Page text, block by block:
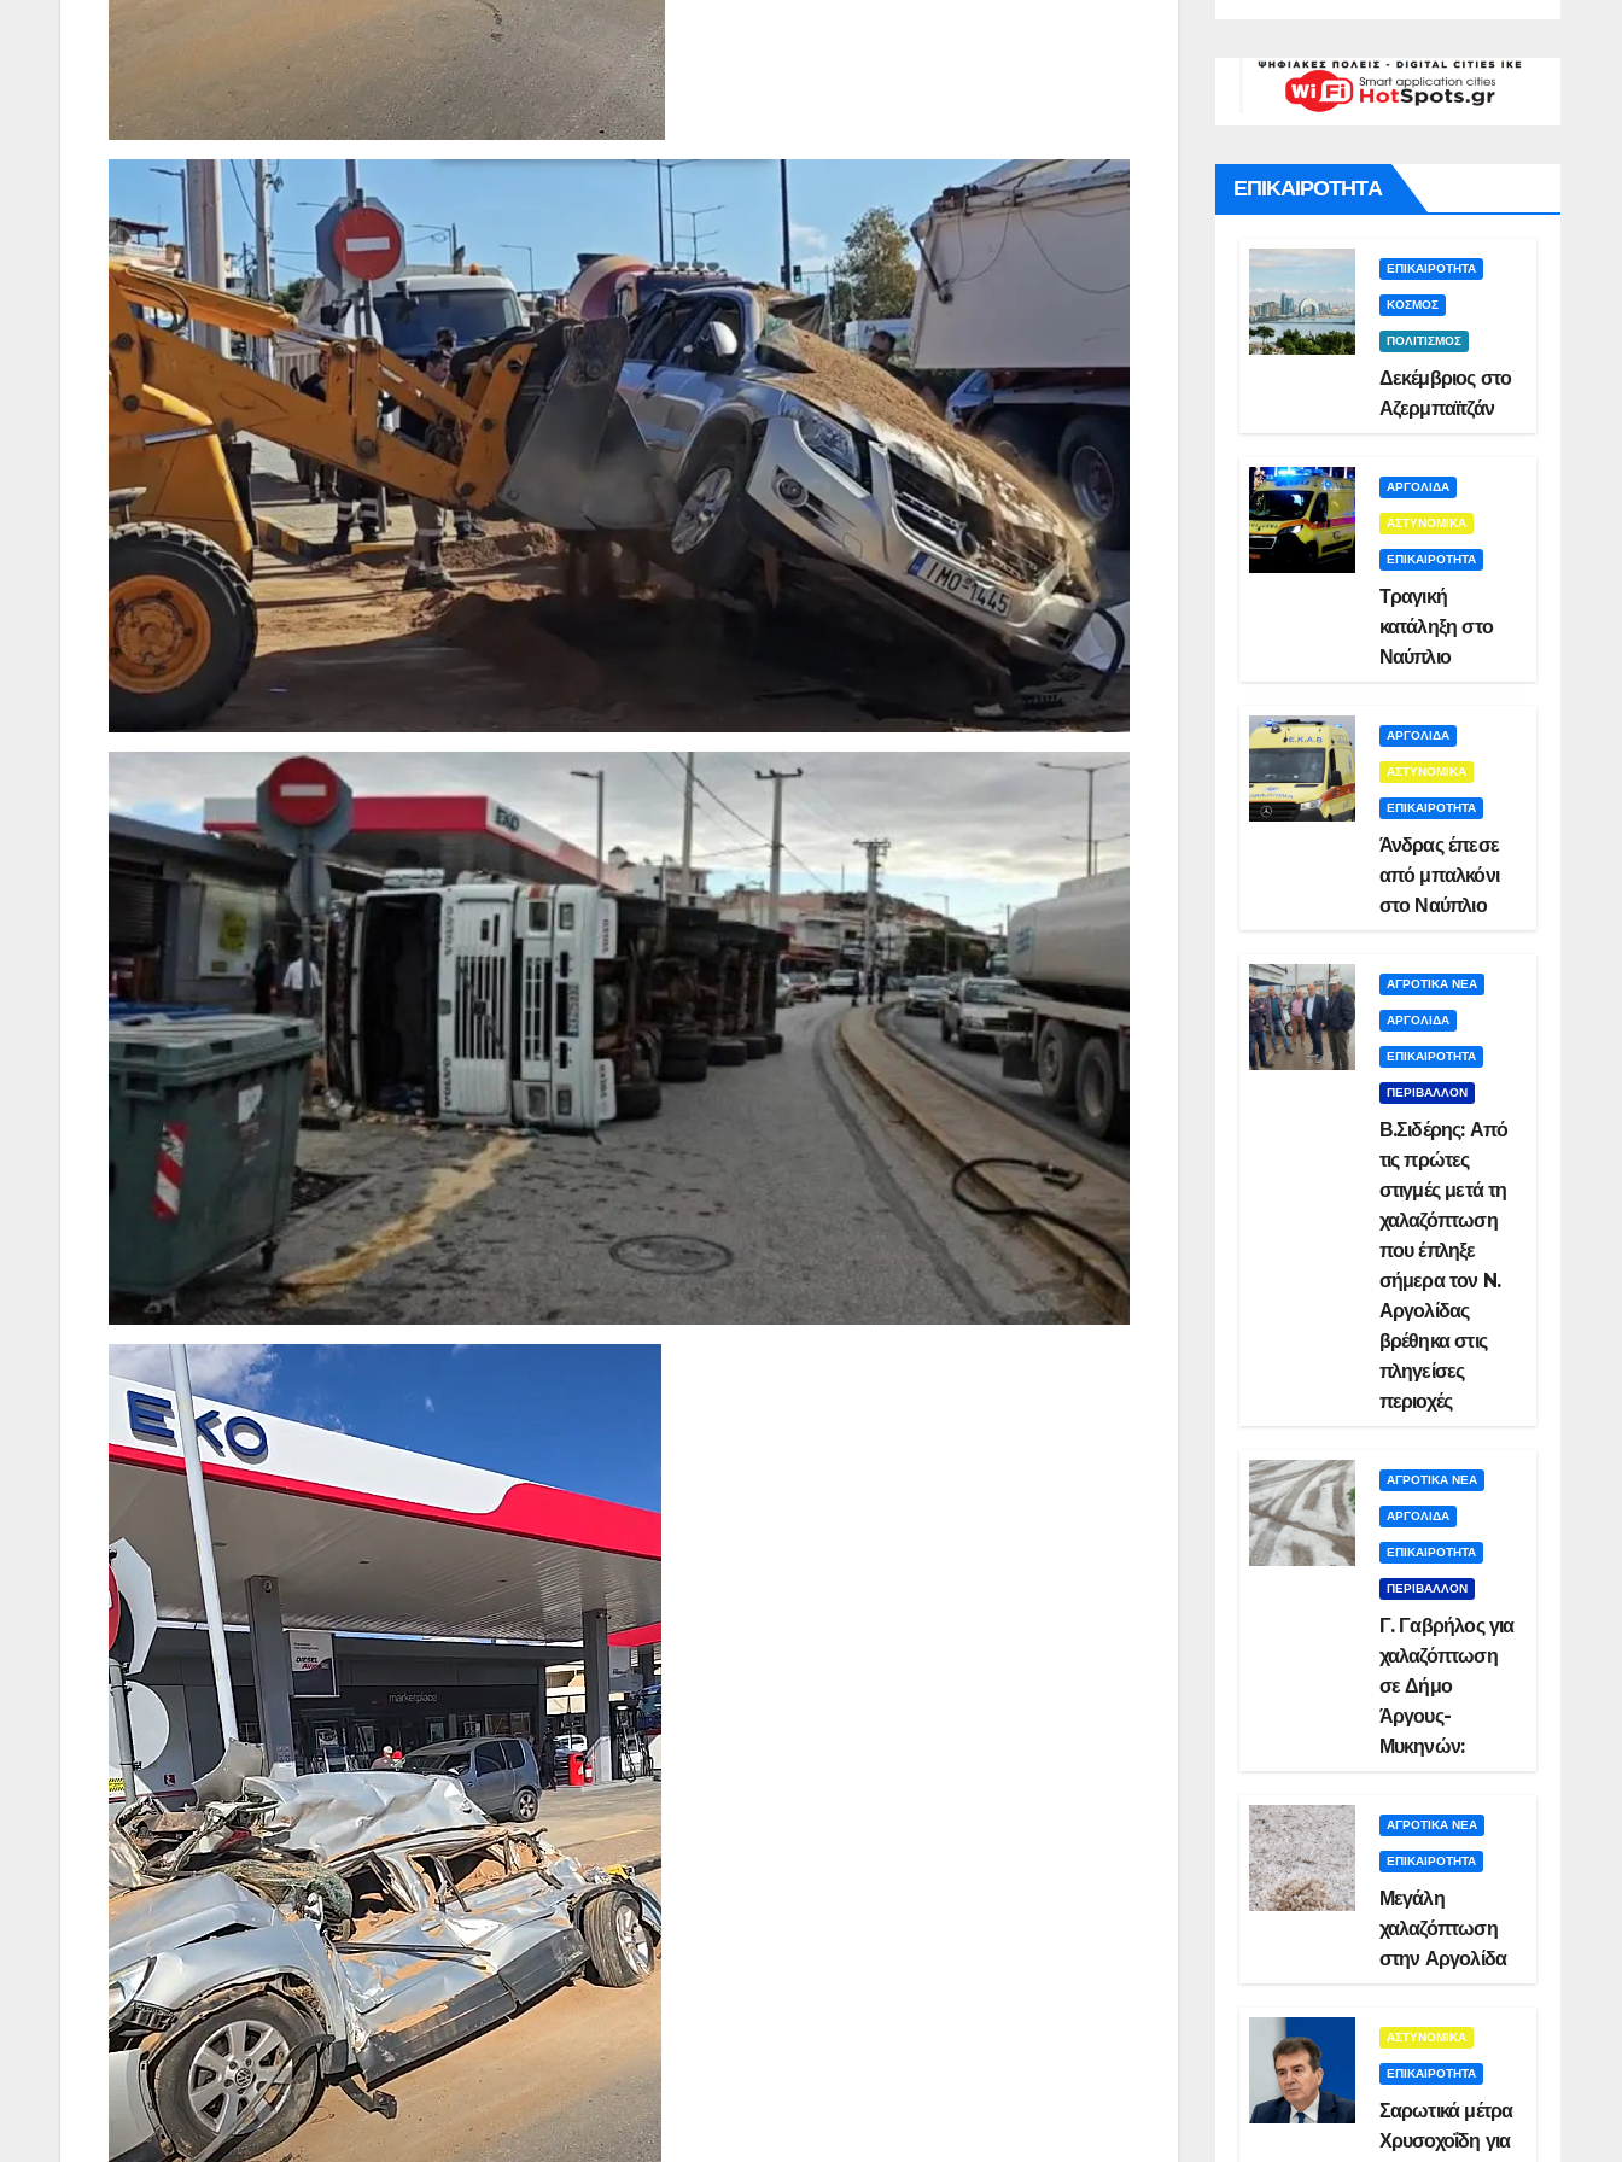
τον θάνατο της
Νάντιας(VID)
ΕΠΙΚΑΙΡΟΤΗΤΑ
ΕΠΙΚΑΙΡΟΤΗΤΑ
ΚΟΣΜΟΣ
ΠΟΛΙΤΙΣΜΟΣ
Δεκέμβριος στο
Αζερμπαϊτζάν
ΑΡΓΟΛΙΔΑ
ΑΣΤΥΝΟΜΙΚΑ
ΕΠΙΚΑΙΡΟΤΗΤΑ
Τραγική
κατάληξη στο
Ναύπλιο
ΑΡΓΟΛΙΔΑ
ΑΣΤΥΝΟΜΙΚΑ
ΕΠΙΚΑΙΡΟΤΗΤΑ
Άνδρας έπεσε
από μπαλκόνι
στο Ναύπλιο
ΑΓΡΟΤΙΚΑ ΝΕΑ
ΑΡΓΟΛΙΔΑ
ΕΠΙΚΑΙΡΟΤΗΤΑ
ΠΕΡΙΒΑΛΛΟΝ
Β.Σιδέρης: Από
τις πρώτες
στιγμές μετά τη
χαλαζόπτωση
που έπληξε
σήμερα τον N.
Αργολίδας
βρέθηκα στις
πληγείσες
περιοχές
ΑΓΡΟΤΙΚΑ ΝΕΑ
ΑΡΓΟΛΙΔΑ
ΕΠΙΚΑΙΡΟΤΗΤΑ
ΠΕΡΙΒΑΛΛΟΝ
Γ. Γαβρήλος για
χαλαζόπτωση
σε Δήμο
Άργους-
Μυκηνών:
ΑΓΡΟΤΙΚΑ ΝΕΑ
ΕΠΙΚΑΙΡΟΤΗΤΑ
Μεγάλη
χαλαζόπτωση
στην Αργολίδα
ΑΣΤΥΝΟΜΙΚΑ
ΕΠΙΚΑΙΡΟΤΗΤΑ
Σαρωτικά μέτρα
Χρυσοχοΐδη για